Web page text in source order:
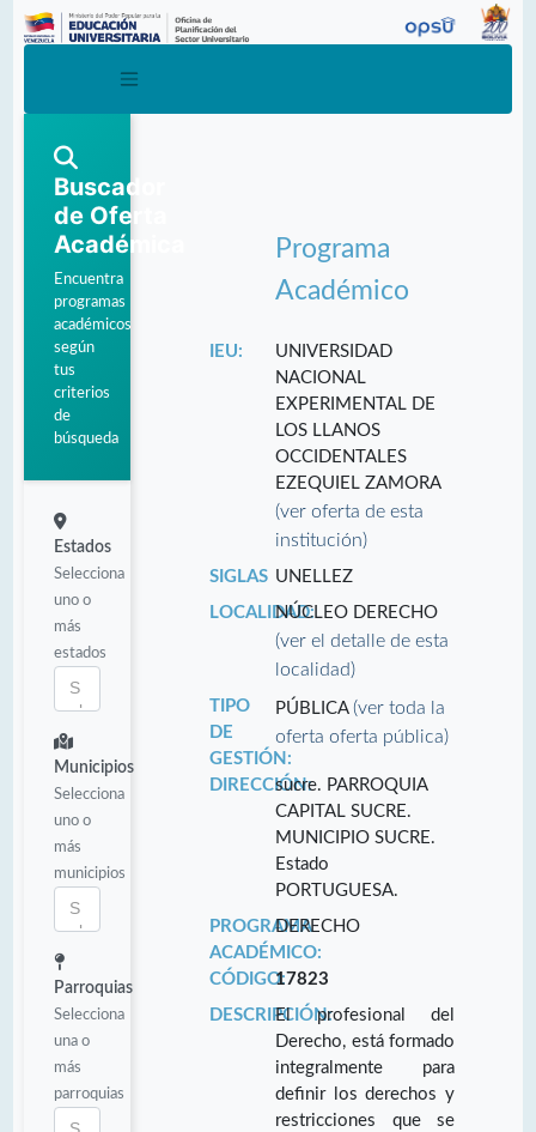
Buscador
de Oferta
Académica
Encuentra
programas
académicos
según
tus
criterios
de
búsqueda
Estados
Selecciona
uno o
más
estados
Municipios
Selecciona
uno o
más
municipios
Parroquias
Selecciona
una o
más
parroquias
Programa
Académico
IEU:
UNIVERSIDAD
NACIONAL
EXPERIMENTAL DE
LOS LLANOS
OCCIDENTALES
EZEQUIEL ZAMORA
(ver oferta de esta
institución)
SIGLAS UNELLEZ
LOCALIDAD:NÚCLEO DERECHO
(ver el detalle de esta
localidad)
TIPO
DE
GESTIÓN:
PÚBLICA(ver toda la
oferta oferta pública)
DIRECCIÓN:sucre. PARROQUIA
CAPITAL SUCRE.
MUNICIPIO SUCRE.
Estado
PORTUGUESA.
PROGRAMA
ACADÉMICO:
DERECHO
CÓDIGO:17823
DESCRIPCIÓN:El profesional del
Derecho, está formado
integralmente para
definir los derechos y
restricciones que se